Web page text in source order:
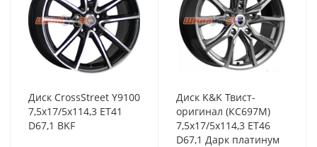
Диск CrossStreet Y9100
7,5x17/5x114,3 ET41
D67,1 BKF
Диск K&K Твист-
оригинал (КС697М)
7,5x17/5x114,3 ET46
D67,1 Дарк платинум